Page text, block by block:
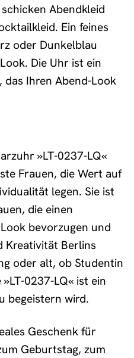
Abendkleid
Ein feines
oder Dunkelblau
Die Uhr ist ein
das Ihren Abend-Look
»LT-0237-LQ«
Frauen, die Wert auf
legen. Sie ist
die einen
bevorzugen und
Kreativität Berlins
oder alt, ob Studentin
0237-LQ« ist ein
begeistern wird.
Geschenk für
Geburtstag, zum